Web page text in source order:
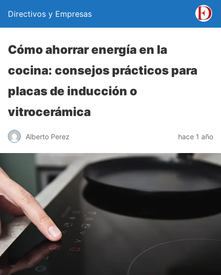
Directivos y Empresas
Cómo ahorrar energía en la
cocina: consejos prácticos para
placas de inducción o
vitrocerámica
Alberto Perez hace 1 año